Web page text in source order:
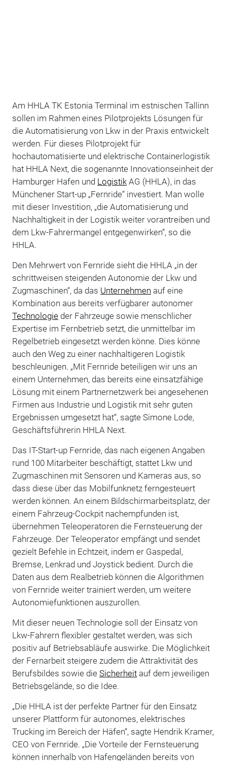
Am HHLA TK Estonia Terminal im estnischen Tallinn
sollen im Rahmen eines Pilotprojekts Lösungen für
die Automatisierung von Lkw in der Praxis entwickelt
werden. Für dieses Pilotprojekt für
hochautomatisierte und elektrische Containerlogistik
hat HHLA Next, die sogenannte Innovationseinheit der
Hamburger Hafen und LogistikAG (HHLA), in das
Münchener Start-up „Fernride“ investiert. Man wolle
mit dieser Investition, „die Automatisierung und
Nachhaltigkeit in der Logistik weiter vorantreiben und
dem Lkw-Fahrermangel entgegenwirken“, so die
HHLA.
Den Mehrwert von Fernride sieht die HHLA „in der
schrittweisen steigenden Autonomie der Lkw und
Zugmaschinen“, da das Unternehmen auf eine
Kombination aus bereits verfügbarer autonomer
Technologieder Fahrzeuge sowie menschlicher
Expertise im Fernbetrieb setzt, die unmittelbar im
Regelbetrieb eingesetzt werden könne. Dies könne
auch den Weg zu einer nachhaltigeren Logistik
beschleunigen. „Mit Fernride beteiligen wir uns an
einem Unternehmen, das bereits eine einsatzfähige
Lösung mit einem Partnernetzwerk bei angesehenen
Firmen aus Industrie und Logistik mit sehr guten
Ergebnissen umgesetzt hat“, sagte Simone Lode,
Geschäftsführerin HHLA Next.
Das IT-Start-up Fernride, das nach eigenen Angaben
rund 100 Mitarbeiter beschäftigt, stattet Lkw und
Zugmaschinen mit Sensoren und Kameras aus, so
dass diese über das Mobilfunknetz ferngesteuert
werden können. An einem Bildschirmarbeitsplatz, der
einem Fahrzeug-Cockpit nachempfunden ist,
übernehmen Teleoperatoren die Fernsteuerung der
Fahrzeuge. Der Teleoperator empfängt und sendet
gezielt Befehle in Echtzeit, indem er Gaspedal,
Bremse, Lenkrad und Joystick bedient. Durch die
Daten aus dem Realbetrieb können die Algorithmen
von Fernride weiter trainiert werden, um weitere
Autonomiefunktionen auszurollen.
Mit dieser neuen Technologie soll der Einsatz von
Lkw-Fahrern flexibler gestaltet werden, was sich
positiv auf Betriebsabläufe auswirke. Die Möglichkeit
der Fernarbeit steigere zudem die Attraktivität des
Berufsbildes sowie die Sicherheitauf dem jeweiligen
Betriebsgelände, so die Idee.
„Die HHLA ist der perfekte Partner für den Einsatz
unserer Plattform für autonomes, elektrisches
Trucking im Bereich der Häfen“, sagte Hendrik Kramer,
CEO von Fernride. „Die Vorteile der Fernsteuerung
können innerhalb von Hafengeländen bereits von